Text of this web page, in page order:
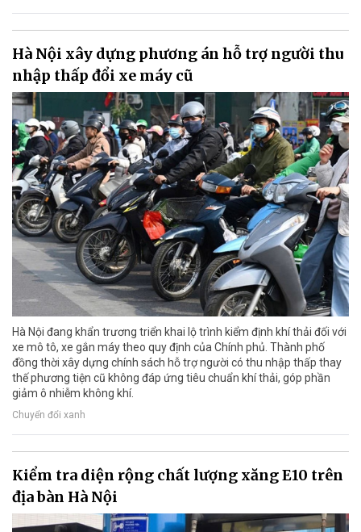
Hà Nội xây dựng phương án hỗ trợ người thu
nhập thấp đổi xe máy cũ
Hà Nội đang khẩn trương triển khai lộ trình kiểm định khí thải đối với
xe mô tô, xe gắn máy theo quy định của Chính phủ. Thành phố
đồng thời xây dựng chính sách hỗ trợ người có thu nhập thấp thay
thế phương tiện cũ không đáp ứng tiêu chuẩn khí thải, góp phần
giảm ô nhiễm không khí.
Chuyển đổi xanh
Kiểm tra diện rộng chất lượng xăng E10 trên
địa bàn Hà Nội